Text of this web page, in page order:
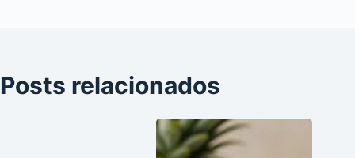
Posts relacionados